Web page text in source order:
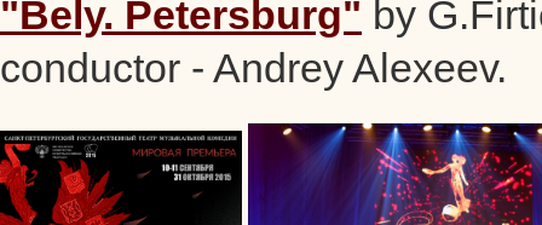
"Bely. Petersburg" by
conductor - Andrey Alexeev.